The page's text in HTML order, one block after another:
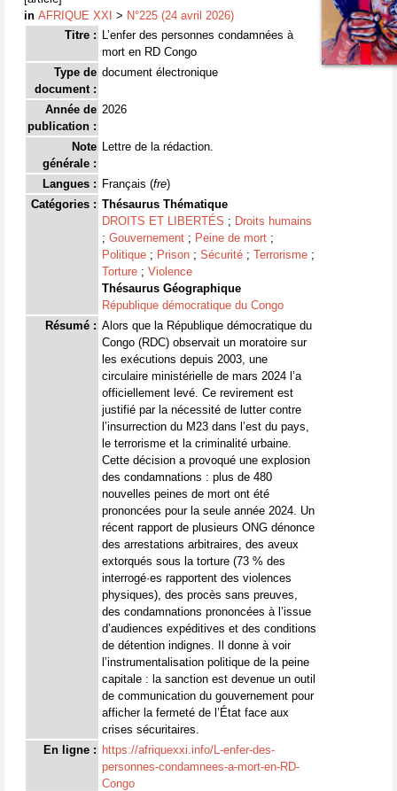
in AFRIQUE XXI > N°225 (24 avril 2026)
Titre : L’enfer des personnes condamnées à
mort en RD Congo
Type de
document :
document électronique
Année de
publication :
2026
Note
générale :
Lettre de la rédaction.
Langues : Français (fre)
Catégories : Thésaurus Thématique
DROITS ET LIBERTÉS ; Droits humains
; Gouvernement ; Peine de mort ;
Politique ; Prison ; Sécurité ; Terrorisme ;
Torture ; Violence
Thésaurus Géographique
République démocratique du Congo
Résumé : Alors que la République démocratique du
Congo (RDC) observait un moratoire sur
les exécutions depuis 2003, une
circulaire ministérielle de mars 2024 l’a
officiellement levé. Ce revirement est
justifié par la nécessité de lutter contre
l’insurrection du M23 dans l’est du pays,
le terrorisme et la criminalité urbaine.
Cette décision a provoqué une explosion
des condamnations : plus de 480
nouvelles peines de mort ont été
prononcées pour la seule année 2024. Un
récent rapport de plusieurs ONG dénonce
des arrestations arbitraires, des aveux
extorqués sous la torture (73 % des
interrogé·es rapportent des violences
physiques), des procès sans preuves,
des condamnations prononcées à l’issue
d’audiences expéditives et des conditions
de détention indignes. Il donne à voir
l’instrumentalisation politique de la peine
capitale : la sanction est devenue un outil
de communication du gouvernement pour
afficher la fermeté de l’État face aux
crises sécuritaires.
En ligne : https://afriquexxi.info/L-enfer-des-
personnes-condamnees-a-mort-en-RD-
Congo